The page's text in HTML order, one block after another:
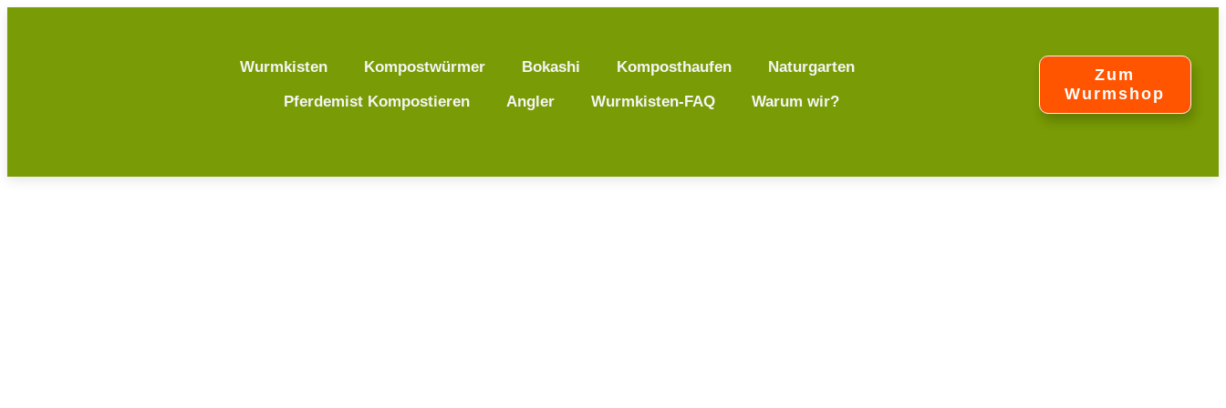
Wurmkisten Kompostwürmer Bokashi Komposthaufen
Naturgarten
Pferdemist Kompostieren
Angler Wurmkisten-FAQ Warum wir?
Zum
Wurmshop